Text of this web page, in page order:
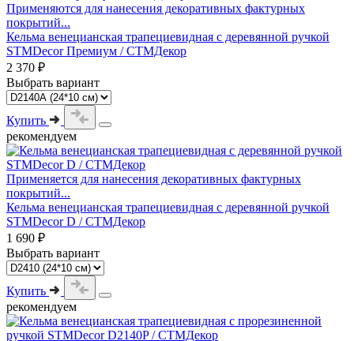
Применяются для нанесения декоративных фактурных
покрытий...
Кельма венецианская трапециевидная с деревянной ручкой
STMDecor Премиум / СТМДекор
2 370 ₽
Выбрать вариант
Купить
рекомендуем
Применяется для нанесения декоративных фактурных
покрытий...
Кельма венецианская трапециевидная с деревянной ручкой
STMDecor D / СТМДекор
1 690 ₽
Выбрать вариант
Купить
рекомендуем